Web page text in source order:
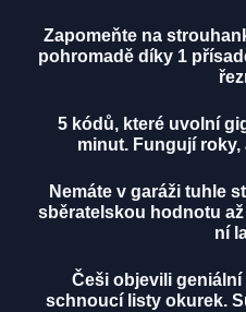
Zapomeňte na
pohromadě díky 1
5 kódů, které uvolní
minut. Fungují roky,
Nemáte v garáži tuhle
sběratelskou hodnotu
ní
Češi objevili
schnoucí listy okurek.